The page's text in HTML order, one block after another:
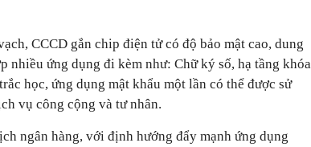
CCCD gắn chip điện tử có độ bảo mật cao, dung
nhiều ứng dụng đi kèm như: Chữ ký số, hạ tầng khóa
học, ứng dụng mật khẩu một lần có thể được sử
vụ công cộng và tư nhân.
ngân hàng, với định hướng đẩy mạnh ứng dụng